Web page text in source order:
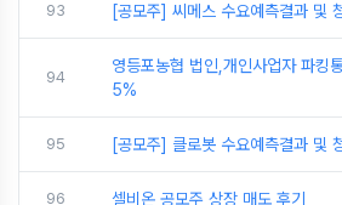
93 [공모주] 씨메스 수요예측결과 및
94
영등포농협 법인,개인사업자 파킹
5%
95 [공모주] 클로봇 수요예측결과 및
96 셀비온 공모주 상장 매도 후기